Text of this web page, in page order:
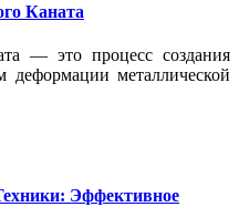
Каната
— это процесс создания
деформации металлической
Эффективное